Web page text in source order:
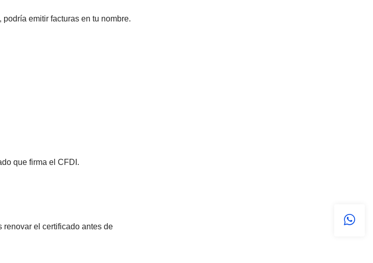
emitir facturas en tu nombre.
que firma el CFDI.
renovar el certificado antes de